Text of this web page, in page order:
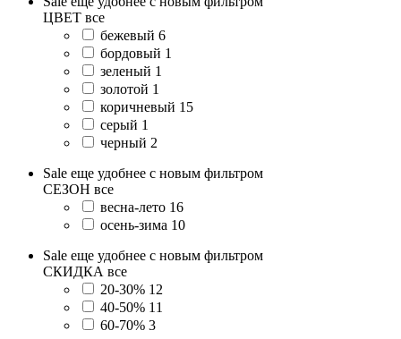
ЦВЕТ все
бежевый 6
бордовый 1
зеленый 1
золотой 1
коричневый 15
серый 1
черный 2
Sale еще удобнее с новым фильтром
СЕЗОН все
весна-лето 16
осень-зима 10
Sale еще удобнее с новым фильтром
СКИДКА все
20-30% 12
40-50% 11
60-70% 3